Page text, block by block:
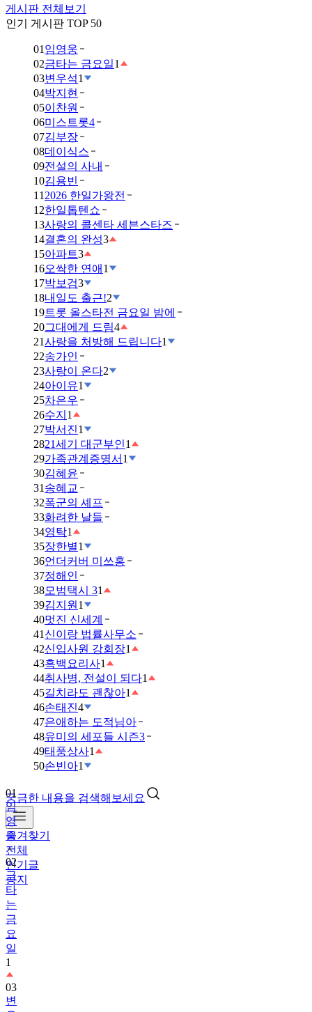
게시판 전체보기
인기 게시판 TOP 50
01 임영웅
02금타는 금요일1
03변우석1
04박지현
05이찬원
06미스트롯4
07김부장
08데이식스
09전설의 사내
10김용빈
11 2026 한일가왕전
12한일톱텐쇼
13사랑의 콜센타 세븐스타즈
14결혼의 완성3
15아파트3
16오싹한 연애 1
17박보검3
18내일도 출근!2
19트롯 올스타전 금요일 밤에
20그대에게 드림4
21사랑을 처방해 드립니다1
22송가인
23사랑이 온다2
24아이유1
25차은우
26수지 1
27박서진1
2821세기 대군부인1
29가족관계증명서 1
30김혜윤
31 송혜교
32폭군의 셰프
33화려한 날들
34영탁1
35장한별1
36언더커버 미쓰홍
37정해인
38모범택시 31
39김지원 1
40멋진 신세계
41 신이랑 법률사무소
42신입사원 강회장1
43흑백요리사1
44취사병, 전설이 되다1
45길치라도 괜찮아1
46손태진4
47은애하는 도적님아
48유미의 세포들 시즌3
49태풍상사1
50손빈아1
궁금한 내용을 검색해보세요
즐겨찾기
전체
인기글
공지
01
임
영
웅
02
금
타
는
금
요
일
1
03
변